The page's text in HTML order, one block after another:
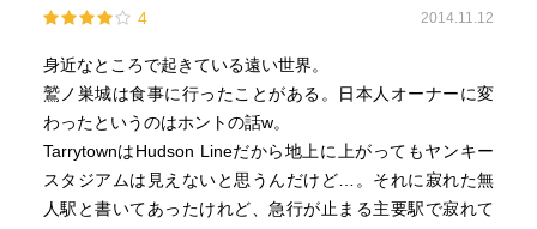
4 2014.11.12
身近なところで起きている遠い世界。
鷲ノ巣城は食事に行ったことがある。日本人オーナーに変
わったというのはホントの話w。
TarrytownはHudson Lineだから地上に上がってもヤンキー
スタジアムは見えないと思うんだけど…。それに寂れた無
人駅と書いてあったけれど、急行が止まる主要駅で寂れて